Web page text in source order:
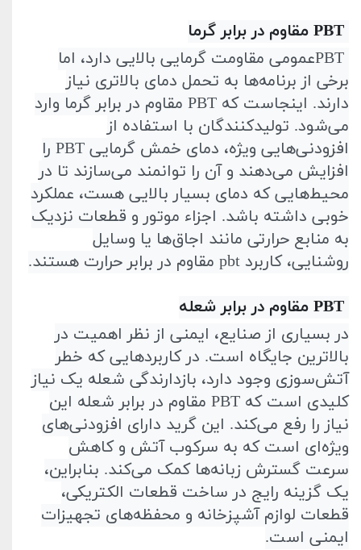
PBT مقاوم در برابر گرما
PBTعمومی مقاومت گرمایی بالایی دارد، اما
برخی از برنامه‌ها به تحمل دمای بالاتری نیاز
دارند. اینجاست که PBT مقاوم در برابر گرما وارد
می‌شود. تولیدکنندگان با استفاده از
افزودنی‌هایی ویژه، دمای خمش گرمایی PBT را
افزایش می‌دهند و آن را توانمند می‌سازند تا در
محیط‌هایی که دمای بسیار بالایی هست، عملکرد
خوبی داشته باشد. اجزاء موتور و قطعات نزدیک
به منابع حرارتی مانند اجاق‌ها یا وسایل
روشنایی، کاربرد pbt مقاوم در برابر حرارت هستند.
PBT مقاوم در برابر شعله
در بسیاری از صنایع، ایمنی از نظر اهمیت در
بالاترین جایگاه است. در کاربردهایی که خطر
آتش‌سوزی وجود دارد، بازدارندگی شعله یک نیاز
کلیدی است که PBT مقاوم در برابر شعله این
نیاز را رفع می‌کند. این گرید دارای افزودنی‌های
ویژه‌ای است که به سرکوب آتش و کاهش
سرعت گسترش زبانه‌ها کمک می‌کند. بنابراین،
یک گزینه رایج در ساخت قطعات الکتریکی،
قطعات لوازم آشپزخانه و محفظه‌های تجهیزات
ایمنی است.